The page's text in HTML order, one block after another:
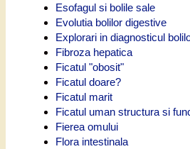
Esofagul si bolile sale
Evolutia bolilor digestive
Explorari in diagnosticul
Fibroza hepatica
Ficatul "obosit"
Ficatul doare?
Ficatul marit
Ficatul uman structura si
Fierea omului
Flora intestinala